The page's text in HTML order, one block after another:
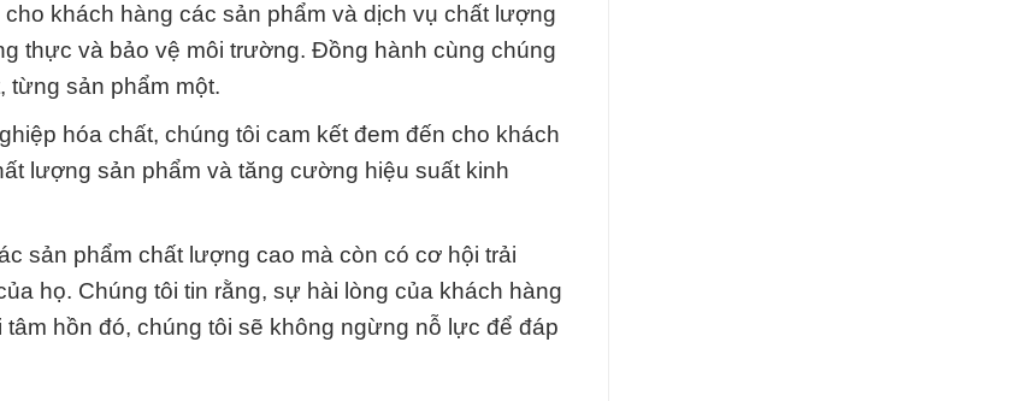
khách hàng các sản phẩm và dịch vụ chất lượng
thực và bảo vệ môi trường. Đồng hành cùng chúng
từng sản phẩm một.
hóa chất, chúng tôi cam kết đem đến cho khách
lượng sản phẩm và tăng cường hiệu suất kinh
sản phẩm chất lượng cao mà còn có cơ hội trải
họ. Chúng tôi tin rằng, sự hài lòng của khách hàng
hồn đó, chúng tôi sẽ không ngừng nỗ lực để đáp